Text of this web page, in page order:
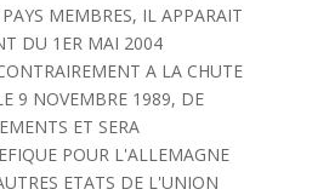
MEMBRES, IL APPARAIT
DU 1ER MAI 2004
A LA CHUTE
9 NOVEMBRE 1989, DE
ET SERA
POUR L'ALLEMAGNE
ETATS DE L'UNION